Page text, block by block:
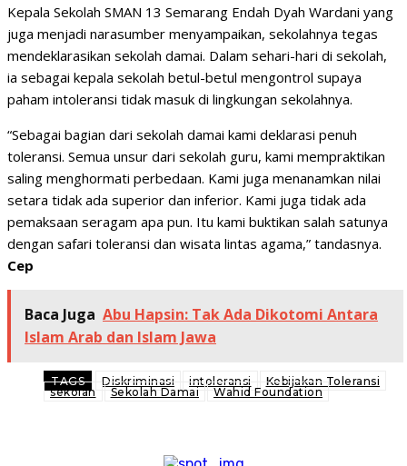
Kepala Sekolah SMAN 13 Semarang Endah Dyah Wardani yang
juga menjadi narasumber menyampaikan, sekolahnya tegas
mendeklarasikan sekolah damai. Dalam sehari-hari di sekolah,
ia sebagai kepala sekolah betul-betul mengontrol supaya
paham intoleransi tidak masuk di lingkungan sekolahnya.
“Sebagai bagian dari sekolah damai kami deklarasi penuh
toleransi. Semua unsur dari sekolah guru, kami mempraktikan
saling menghormati perbedaan. Kami juga menanamkan nilai
setara tidak ada superior dan inferior. Kami juga tidak ada
pemaksaan seragam apa pun. Itu kami buktikan salah satunya
dengan safari toleransi dan wisata lintas agama,” tandasnya.
Cep
Baca Juga Abu Hapsin: Tak Ada Dikotomi Antara
Islam Arab dan Islam Jawa
TAGS Diskriminasi intoleransi
Kebijakan Toleransi
sekolah
Sekolah Damai Wahid Foundation